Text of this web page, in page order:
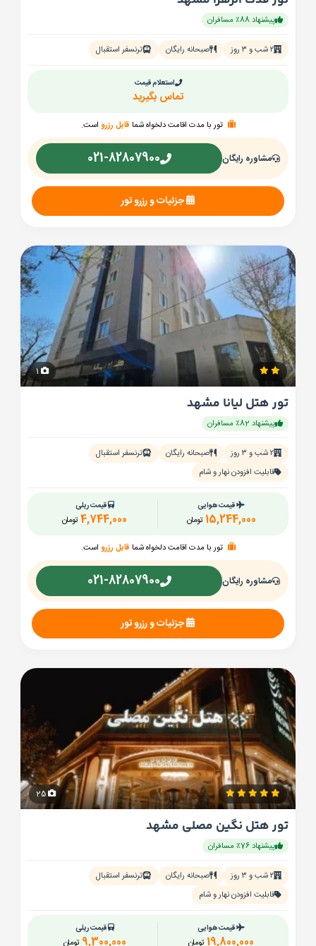
پیشنهاد 88٪ مسافران
۲ شب و ۳ روز صبحانه رایگان ترنسفر استقبال
استعلام قیمت
تماس بگیرید
تور با مدت اقامت دلخواه شما قابل رزرو است.
مشاوره رایگان 021-82807900
جزئیات و رزرو تور
1
تور هتل لیانا مشهد
پیشنهاد 82٪ مسافران
۲ شب و ۳ روز صبحانه رایگان
ترنسفر استقبال
قابلیت افزودن نهار و شام
قیمت هوایی
تومان 15,244,000
قیمت ریلی
تومان 4,744,000
تور با مدت اقامت دلخواه شما قابل رزرو است.
مشاوره رایگان 021-82807900
جزئیات و رزرو تور
تور هتل نگین مصلی مشهد
پیشنهاد 76٪ مسافران
۲ شب و ۳ روز صبحانه رایگان
ترنسفر استقبال
قابلیت افزودن نهار و شام
قیمت هوایی
تومان 19,800,000
قیمت ریلی
تومان 9,300,000